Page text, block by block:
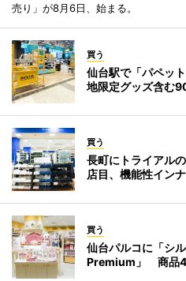
売り」が8月6日、始まる。
買う
仙台駅で「パペッ
地限定グッズ含む
買う
長町にトライアル
店目、機能性イン
買う
仙台パルコに「シ
Premium」 商品